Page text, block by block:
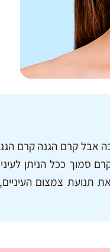
קרם הגנה קרם
סמוך ככל הניתן
צמצום